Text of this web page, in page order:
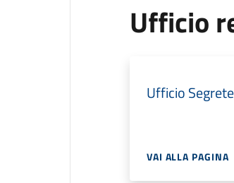
Ufficio
Ufficio
VAI ALLA PAGINA